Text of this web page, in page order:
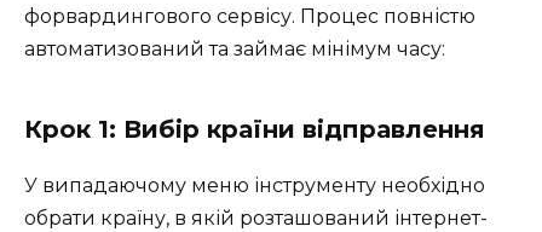
форвардингового сервісу. Процес повністю
автоматизований та займає мінімум часу:
Крок 1: Вибір країни відправлення
У випадаючому меню інструменту необхідно
обрати країну, в якій розташований інтернет-